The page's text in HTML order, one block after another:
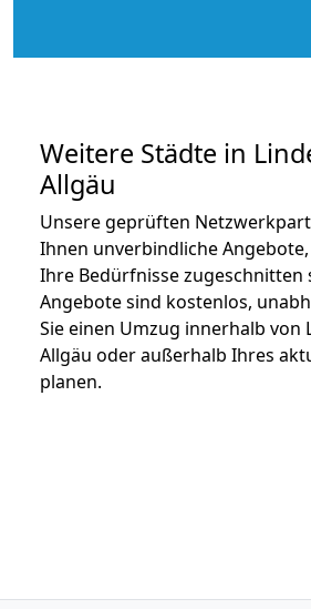
Weitere Städte in
Allgäu
Unsere geprüften
Ihnen unverbindliche
Ihre Bedürfnisse zugeschnitten
Angebote sind kostenlos,
Sie einen Umzug innerhalb von
Allgäu oder außerhalb Ihres
planen.